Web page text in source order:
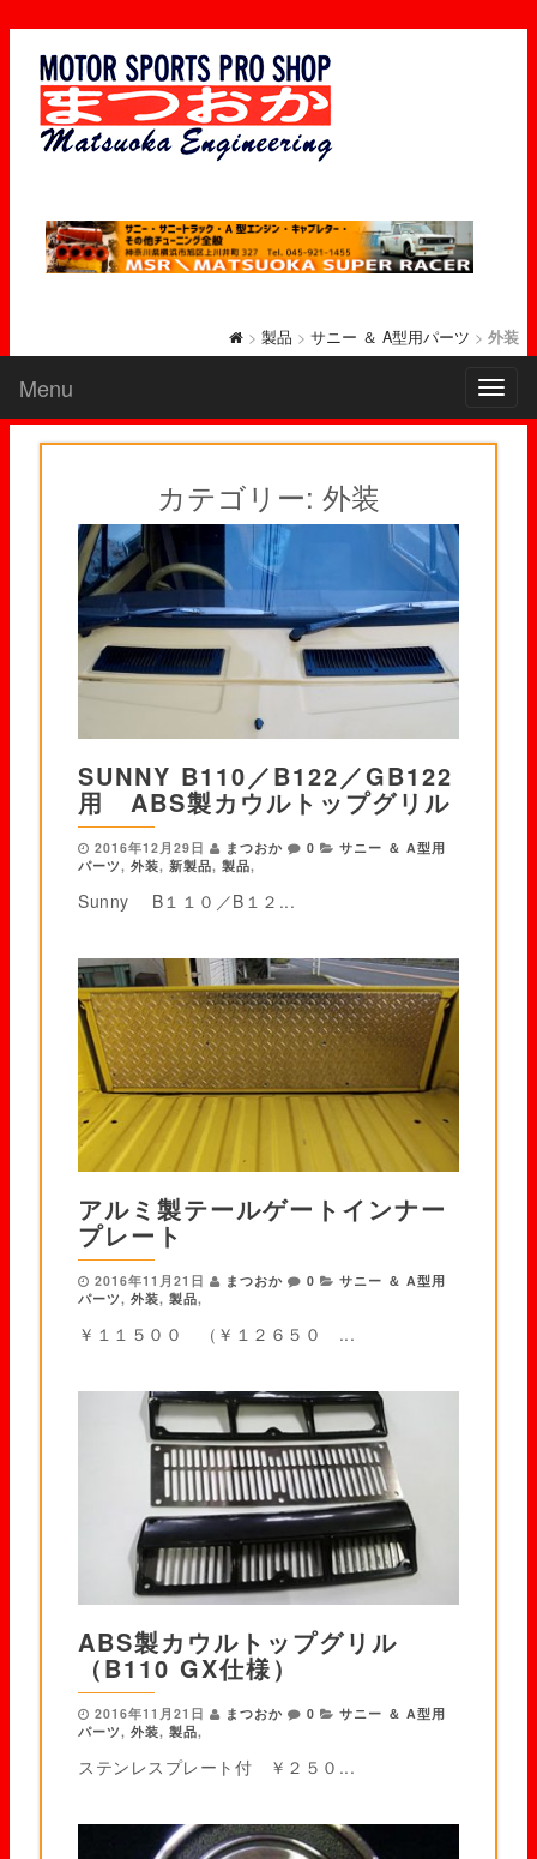
> 製品 > サニー ＆ A型用パーツ > 外装
Menu
カテゴリー: 外装
SUNNY B110／B122／GB122
用 ABS製カウルトップグリル
2016年12月29日 まつおか 0
サニー ＆ A型用
パーツ , 外装, 新製品, 製品,
Sunny B１１０／B１２...
アルミ製テールゲートインナー
プレート
2016年11月21日 まつおか 0
サニー ＆ A型用
パーツ , 外装, 製品,
￥１１５００ （￥１２６５０ ...
ABS製カウルトップグリル
（B110 GX仕様）
2016年11月21日 まつおか 0
サニー ＆ A型用
パーツ, 外装, 製品,
ステンレスプレート付 ￥２５０...